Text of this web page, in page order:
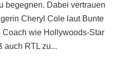
begegnen. Dabei vertrauen
Cheryl Cole laut Bunte
wie Hollywoods-Star
auch RTL zu...